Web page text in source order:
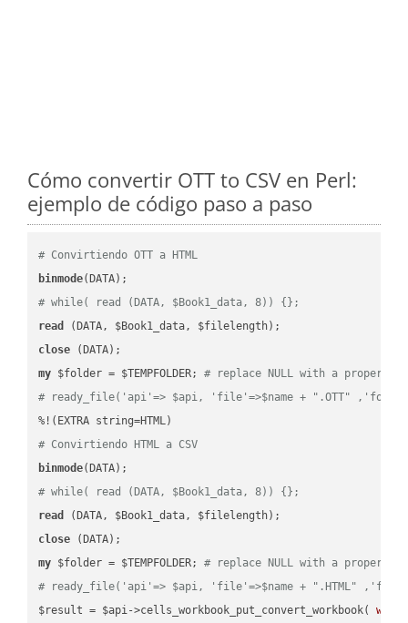
Cómo convertir OTT to CSV en Perl:
ejemplo de código paso a paso
# Convirtiendo OTT a HTML
binmode
# while( read (DATA, $Book1_data, 8)) {};
read
close
my $folder = $TEMPFOLDER; # replace NULL with a proper
# ready_file('api'=> $api, 'file'=>$name + ".OTT"
# Convirtiendo HTML a CSV
binmode
# while( read (DATA, $Book1_data, 8)) {};
read
close
my $folder = $TEMPFOLDER; # replace NULL with a proper
# ready_file('api'=> $api, 'file'=>$name + ".HTML"
$result = $api->cells_workbook_put_convert_workbook(